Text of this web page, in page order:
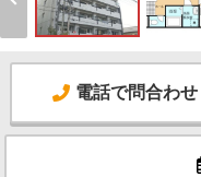
電話で問合わせ